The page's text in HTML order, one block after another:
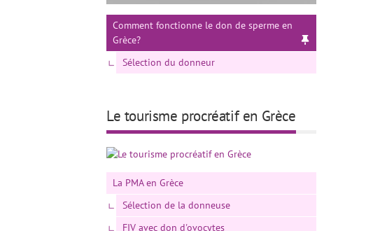
Comment fonctionne le don de sperme en
Grèce?
Sélection du donneur
Le tourisme procréatif en Grèce
La PMA en Grèce
Sélection de la donneuse
FIV avec don d'ovocytes